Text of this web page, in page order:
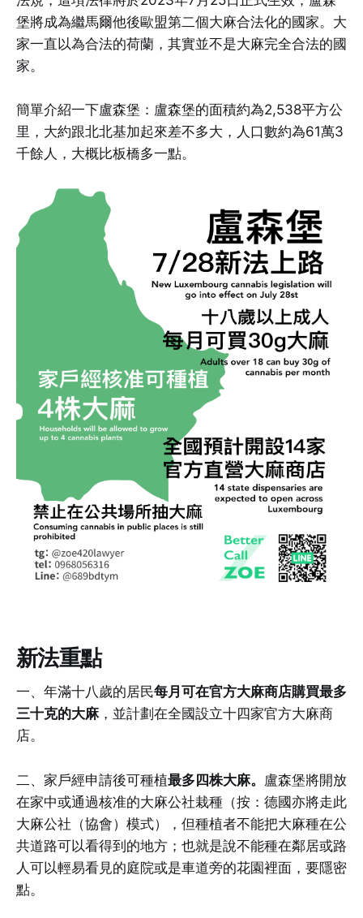
堡將成為繼馬爾他後歐盟第二個大麻合法化的國家。大
家一直以為合法的荷蘭，其實並不是大麻完全合法的國
家。
簡單介紹一下盧森堡：盧森堡的面積約為2,538平方公
里，大約跟北北基加起來差不多大，人口數約為61萬3
千餘人，大概比板橋多一點。
新法重點
一、年滿十八歲的居民每月可在官方大麻商店購買最多
三十克的大麻，並計劃在全國設立十四家官方大麻商
店。
二、家戶經申請後可種植最多四株大麻。 盧森堡將開放
在家中或通過核准的大麻公社栽種（按：德國亦將走此
大麻公社（協會）模式），但種植者不能把大麻種在公
共道路可以看得到的地方；也就是說不能種在鄰居或路
人可以輕易看見的庭院或是車道旁的花園裡面，要隱密
點。